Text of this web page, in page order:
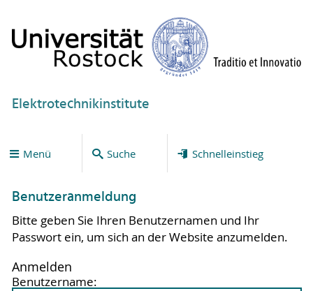
Elektrotechnikinstitute
Menü Suche Schnelleinstieg
Benutzeranmeldung
Bitte geben Sie Ihren Benutzernamen und Ihr
Passwort ein, um sich an der Website anzumelden.
Anmelden
Benutzername: